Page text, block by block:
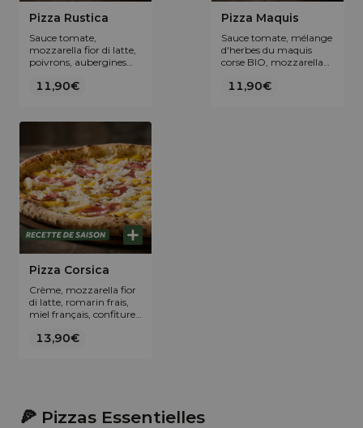
Pizza Rustica
Sauce tomate,
mozzarella fior di latte,
poivrons, aubergines
brebis traditionnelle
11,90€
Pizza Maquis
Sauce tomate, mélange
d'herbes du maquis
corse BIO, mozzarella
rôties, coppa fumée et
11,90€
Pizza Corsica
Crème, mozzarella fior
di latte, romarin frais,
miel français, confiture
de Corse, coppa fumée
13,90€
🍕 Pizzas Essentielles